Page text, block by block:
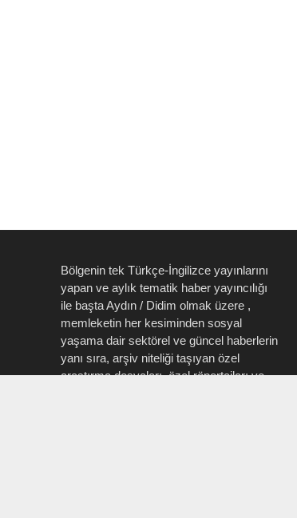
Bölgenin tek Türkçe-İngilizce yayınlarını
yapan ve aylık tematik haber yayıncılığı
ile başta Aydın / Didim olmak üzere ,
memleketin her kesiminden sosyal
yaşama dair sektörel ve güncel haberlerin
yanı sıra, arşiv niteliği taşıyan özel
araştırma dosyaları, özel röportajları ve